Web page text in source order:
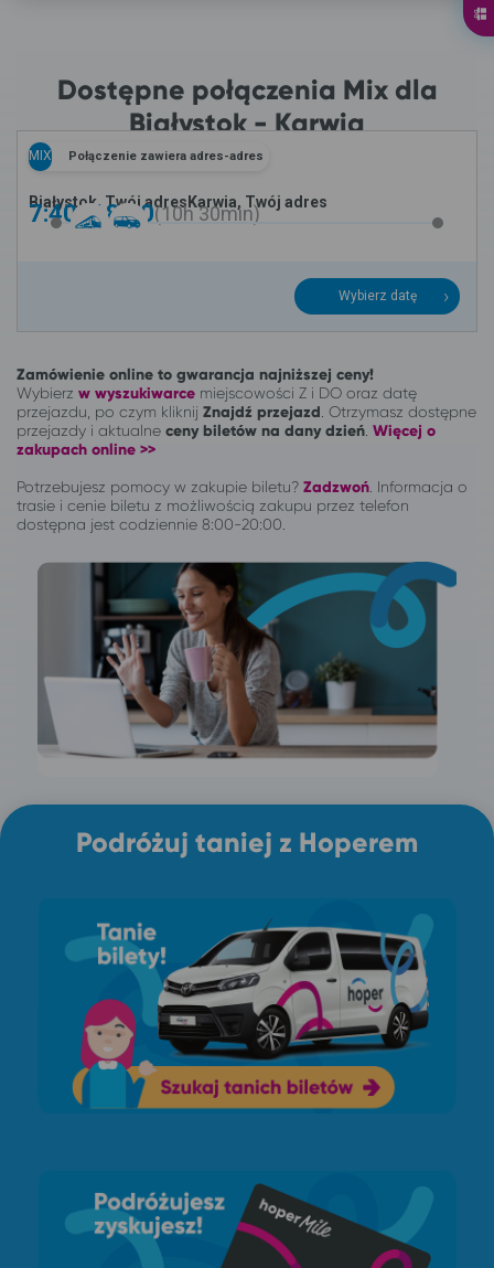
Dostępne połączenia Mix dla
Białystok - Karwia
MIX Połączenie zawiera adres-adres
Białystok, Twój adres Karwia, Twój adres
7:40 -18:10 10h30min
Wybierz datę
Zamówienie online to gwarancja najniższej ceny!
Wybierz w wyszukiwarce miejscowości Z i DO oraz datę
przejazdu, po czym kliknij Znajdź przejazd . Otrzymasz dostępne
przejazdy i aktualne ceny biletów na dany dzień Więcej o
zakupach online >>
Potrzebujesz pomocy w zakupie biletu? Zadzwoń Informacja o
trasie i cenie biletu z możliwością zakupu przez telefon
dostępna jest codziennie 8:00-20:00.
Podróżuj taniej z Hoperem